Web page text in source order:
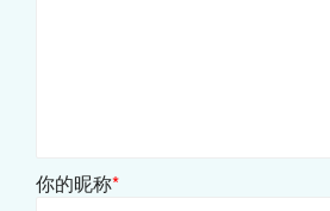
你的昵称*